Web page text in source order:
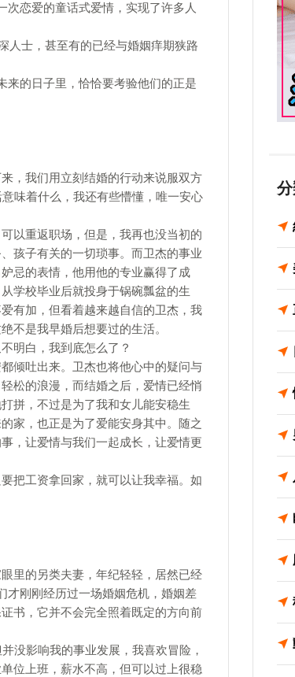
次恋爱的童话式爱情，实现了许多人
人士，甚至有的已经与婚姻痒期狭路
来的日子里，恰恰要考验他们的正是
，我们用立刻结婚的行动来说服双方
味着什么，我还有些懵懂，唯一安心
以重返职场，但是，我再也没当初的
孩子有关的一切琐事。而卫杰的事业
忌的表情，他用他的专业赢得了成
学校毕业后就投身于锅碗瓢盆的生
有加，但看着越来越自信的卫杰，我
不是我早婚后想要过的生活。
明白，我到底怎么了？
倾吐出来。卫杰也将他心中的疑问与
松的浪漫，而结婚之后，爱情已经悄
拼，不过是为了我和女儿能安稳生
家，也正是为了爱能安身其中。随之
，让爱情与我们一起成长，让爱情更
把工资拿回家，就可以让我幸福。如
里的另类夫妻，年纪轻轻，居然已经
才刚刚经历过一场婚姻危机，婚姻差
书，它并不会完全照着既定的方向前
没影响我的事业发展，我喜欢冒险，
位上班，薪水不高，但可以过上很稳